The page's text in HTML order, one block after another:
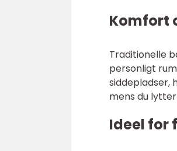
Komfort
Traditionelle
personligt
siddepladser,
mens du
Ideel for